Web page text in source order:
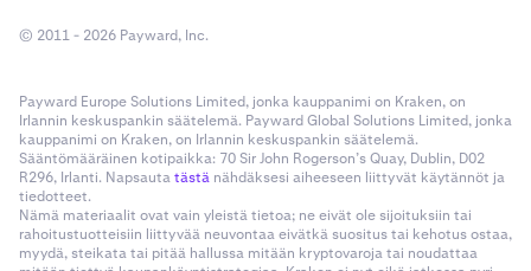
© 2011 - 2026 Payward, Inc.
Payward Europe Solutions Limited, jonka kauppanimi on Kraken, on
Irlannin keskuspankin säätelemä. Payward Global Solutions Limited, jonka
kauppanimi on Kraken, on Irlannin keskuspankin säätelemä.
Sääntömääräinen kotipaikka: 70 Sir John Rogerson’s Quay, Dublin, D02
R296, Irlanti. Napsautatästä nähdäksesi aiheeseen liittyvät käytännöt ja
tiedotteet.
Nämä materiaalit ovat vain yleistä tietoa; ne eivät ole sijoituksiin tai
rahoitustuotteisiin liittyvää neuvontaa eivätkä suositus tai kehotus ostaa,
myydä, steikata tai pitää hallussa mitään kryptovaroja tai noudattaa